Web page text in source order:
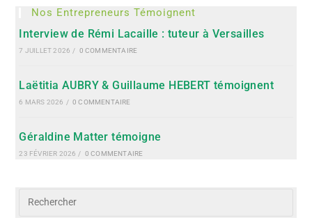
Nos Entrepreneurs Témoignent
Interview de Rémi Lacaille : tuteur à Versailles
7 JUILLET 2026 / 0 COMMENTAIRE
Laëtitia AUBRY & Guillaume HEBERT témoignent
6 MARS 2026 / 0 COMMENTAIRE
Géraldine Matter témoigne
23 FÉVRIER 2026 / 0 COMMENTAIRE